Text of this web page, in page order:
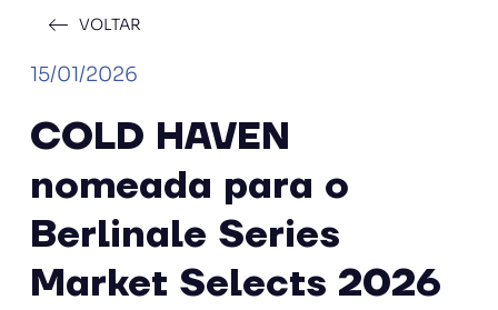
VOLTAR
15/01/2026
COLD HAVEN
nomeada para o
Berlinale Series
Market Selects 2026